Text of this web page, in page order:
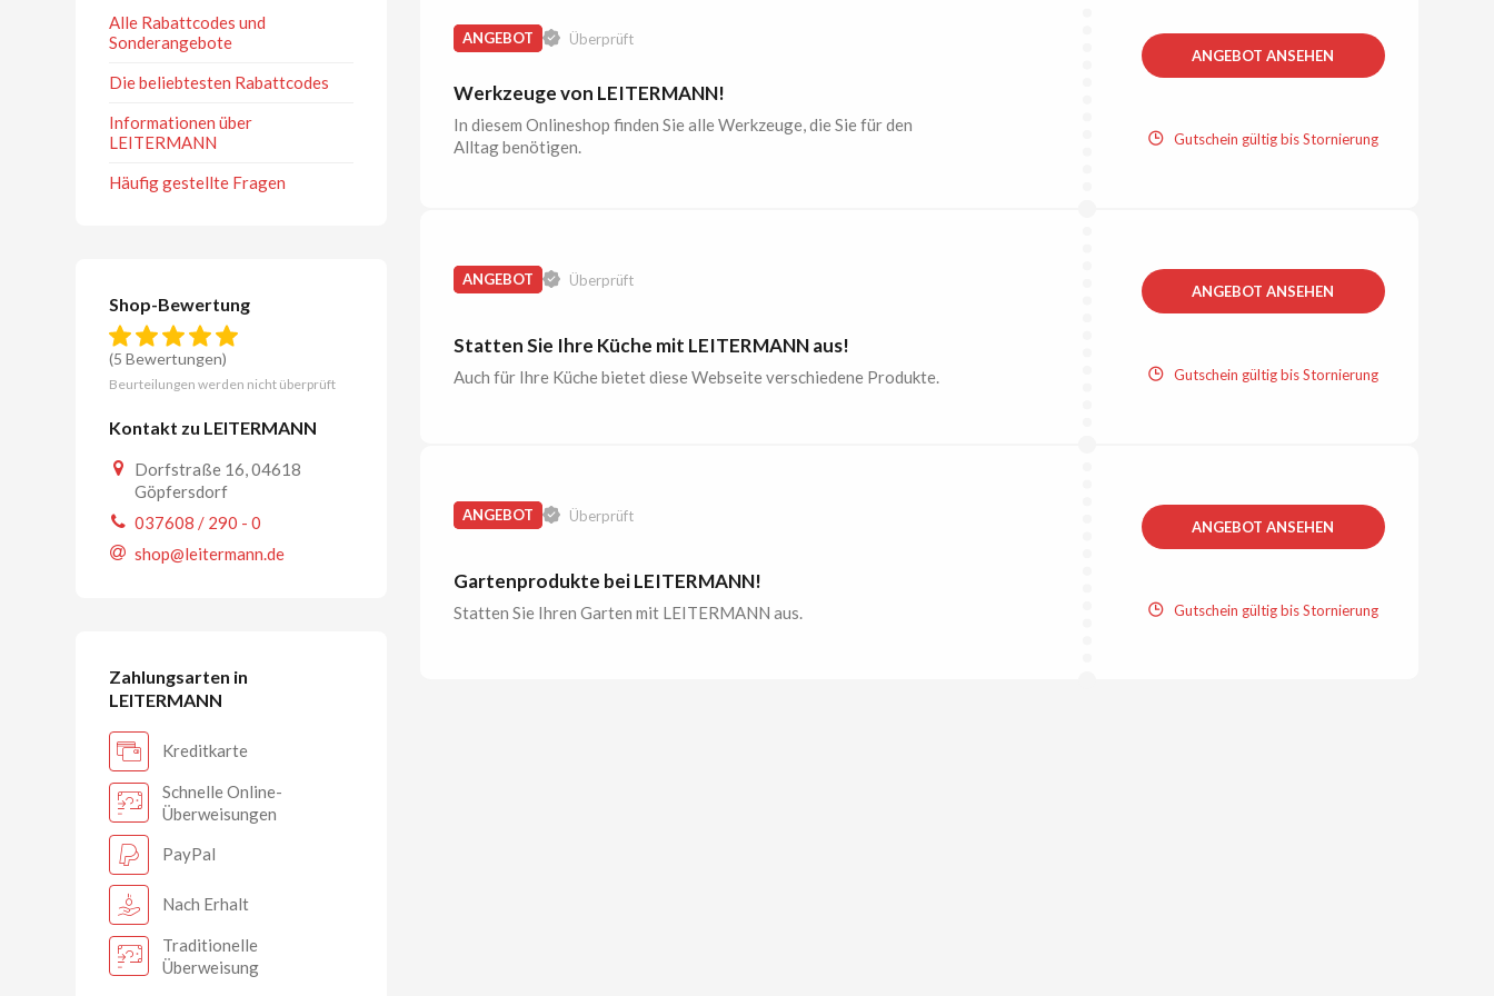
Alle Rabattcodes und
Sonderangebote
Die beliebtesten Rabattcodes
Informationen über
LEITERMANN
Häufig gestellte Fragen
Shop-Bewertung
(5 Bewertungen)
Beurteilungen werden nicht überprüft
Kontakt zu LEITERMANN
Dorfstraße 16, 04618
Göpfersdorf
037608 / 290 - 0
shop@leitermann.de
Zahlungsarten in
LEITERMANN
Kreditkarte
Schnelle Online-
Überweisungen
PayPal
Nach Erhalt
Traditionelle
Überweisung
ANGEBOT Überprüft
Werkzeuge von LEITERMANN!
In diesem Onlineshop finden Sie alle Werkzeuge, die Sie für den
Alltag benötigen.
ANGEBOT ANSEHEN
Gutschein gültig bis Stornierung
ANGEBOT Überprüft
Statten Sie Ihre Küche mit LEITERMANN aus!
Auch für Ihre Küche bietet diese Webseite verschiedene Produkte.
ANGEBOT ANSEHEN
Gutschein gültig bis Stornierung
ANGEBOT Überprüft
Gartenprodukte bei LEITERMANN!
Statten Sie Ihren Garten mit LEITERMANN aus.
ANGEBOT ANSEHEN
Gutschein gültig bis Stornierung